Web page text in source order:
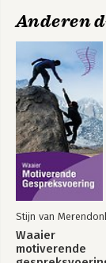
Anderen
Stijn van
Waaier
motiverende